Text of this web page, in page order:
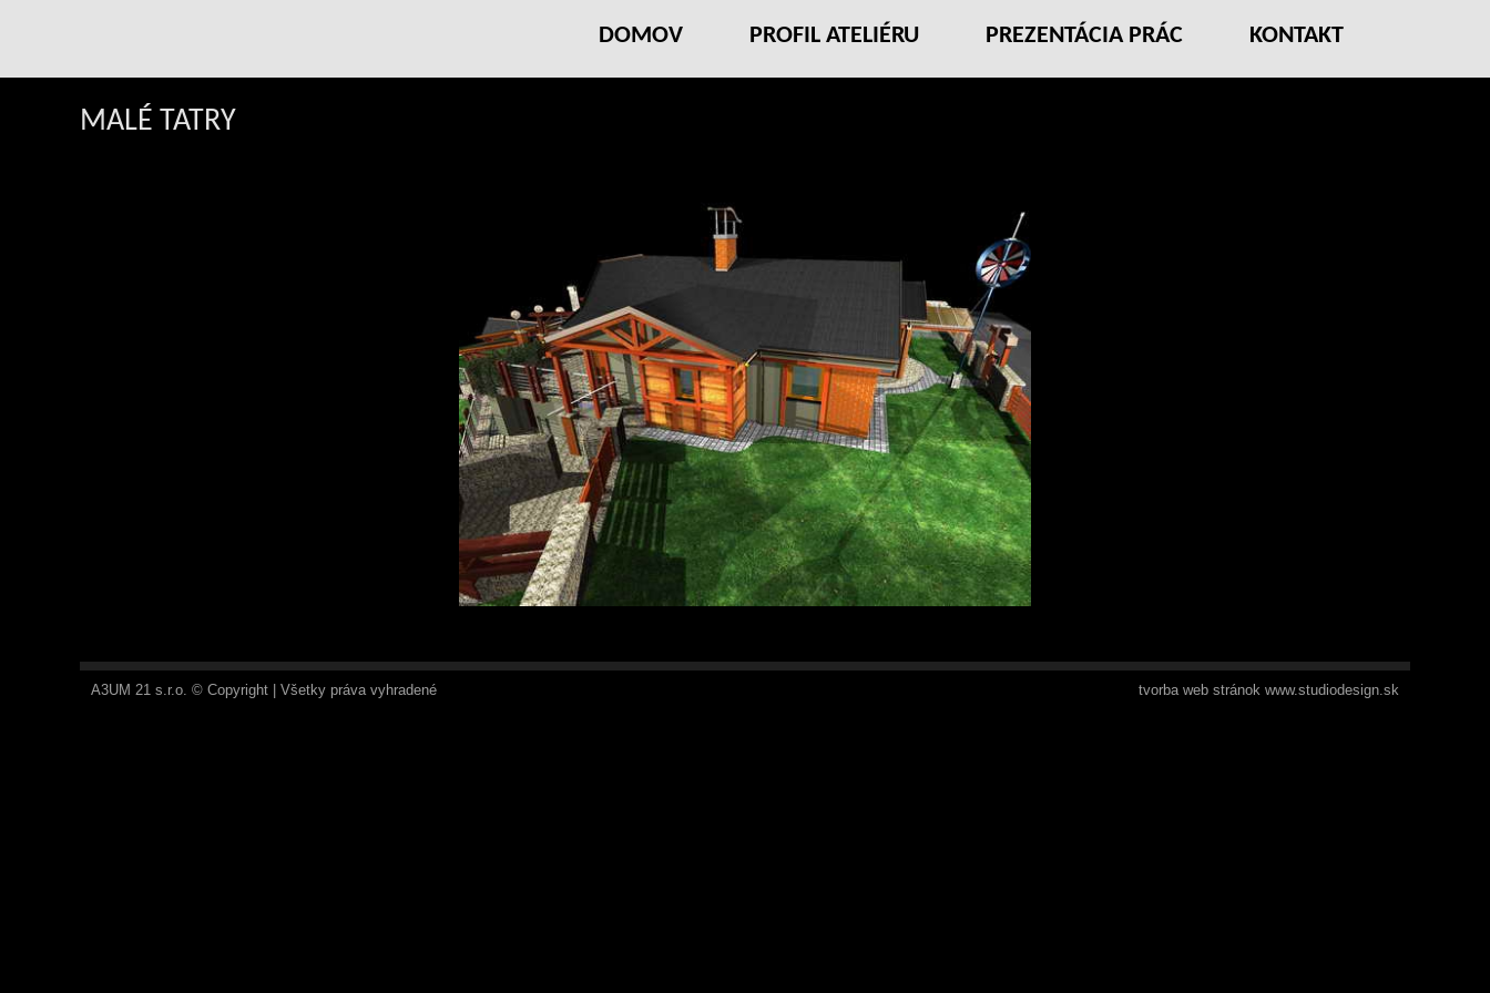
DOMOV PROFIL ATELIÉRU PREZENTÁCIA PRÁC KONTAKT
MALÉ TATRY
A3UM 21 s.r.o. © Copyright | Všetky práva vyhradené tvorba web stránok www.studiodesign.sk